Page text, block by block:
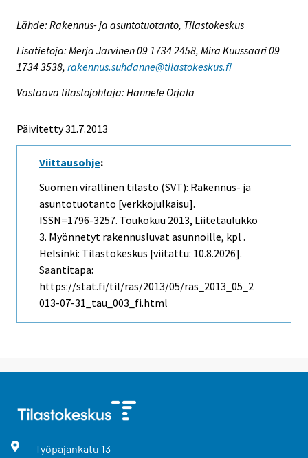
Lähde: Rakennus- ja asuntotuotanto, Tilastokeskus
Lisätietoja: Merja Järvinen 09 1734 2458, Mira Kuussaari 09
1734 3538, rakennus.suhdanne@tilastokeskus.fi
Vastaava tilastojohtaja: Hannele Orjala
Päivitetty 31.7.2013
Viittausohje:
Suomen virallinen tilasto (SVT): Rakennus- ja
asuntotuotanto [verkkojulkaisu].
ISSN=1796-3257. Toukokuu 2013, Liitetaulukko
3. Myönnetyt rakennusluvat asunnoille, kpl .
Helsinki: Tilastokeskus [viitattu: 10.8.2026].
Saantitapa:
https://stat.fi/til/ras/2013/05/ras_2013_05_2
013-07-31_tau_003_fi.html
Työpajankatu 13